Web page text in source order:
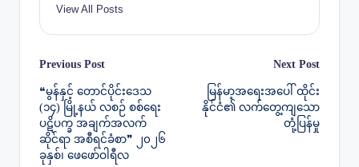
View All Posts
Post
navigation
Previous Post
❝မွန်နှင့် တောင်ပိုင်းဒေသ
(၁၄) မြို့နယ် လစဉ် စစ်ရေး
ပဋိပက္ခ အချက်အလက်
ဆိုင်ရာ အစီရင်ခံစာ❞ ၂၀၂၆
ခုနှစ်၊ ဖေဖော်ဝါရီလ
Next Post
မြန်မာ့အရေးအပေါ် ထိုင်း
နိုင်ငံ၏ လက်တွေ့ကျသော
တုံ့ပြန်မှု